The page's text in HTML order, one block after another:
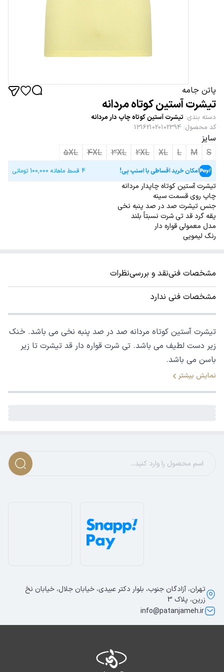
پاتن جامه
تیشرت آستین کوتاه مردانه
دسته بندی: تیشرت آستین کوتاه چاپ دار مردانه
کد محصول:
131621020102394
سایز
S
M
L
XL
2XL
3XL
4XL
5XL
امکان خرید اقساطی با اسنپ پی! 4 قسط ماهانه 100,000 تومانی
تیشرت آستین کوتاه چاپدار مردانه
چاپ روی قسمت سینه
جنس تیشرت صد در صد پنبه نخی
یقه گرد قد تی شرت نسبتاً بلند
مدل معمولی قواره دار
رنگ لیمویی
مشخصات فنینقد و بررسینظرات
مشخصات فنی ندارد
تیشرت آستین کوتاه مردانه صد در صد پنبه نخی می باشد. خنک
زیر دست لطیف می باشد. تی شرت قواره دار قد تیشرت تا زیر
باسن می باشد.
نمایش بیشتر
تهران، آزادگان جنوب، بلوار دکتر عبیدی، خیابان جلال، خیابان نخ
زرین، پلاک 3
info@patanjameh.ir